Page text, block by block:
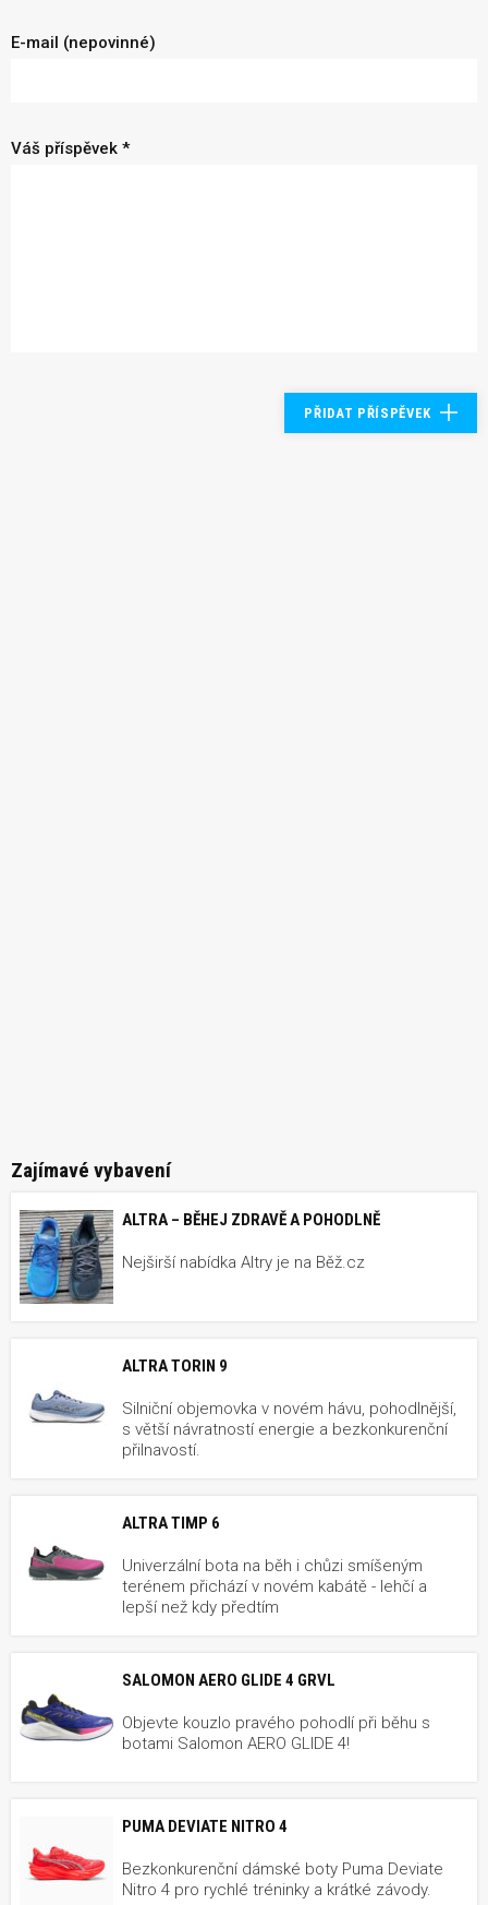
E-mail (nepovinné)
Váš příspěvek *
PŘIDAT PŘÍSPĚVEK
Zajímavé vybavení
ALTRA – BĚHEJ ZDRAVĚ A POHODLNĚ
Nejširší nabídka Altry je na Běž.cz
ALTRA TORIN 9
Silniční objemovka v novém hávu, pohodlnější,
s větší návratností energie a bezkonkurenční
přilnavostí.
ALTRA TIMP 6
Univerzální bota na běh i chůzi smíšeným
terénem přichází v novém kabátě - lehčí a
lepší než kdy předtím
SALOMON AERO GLIDE 4 GRVL
Objevte kouzlo pravého pohodlí při běhu s
botami Salomon AERO GLIDE 4!
PUMA DEVIATE NITRO 4
Bezkonkurenční dámské boty Puma Deviate
Nitro 4 pro rychlé tréninky a krátké závody.